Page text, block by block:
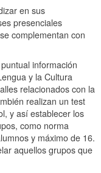
en sus
presenciales
complementan con
información
y la Cultura
relacionados con la
realizan un test
y así establecer los
como norma
y máximo de 16.
aquellos grupos que